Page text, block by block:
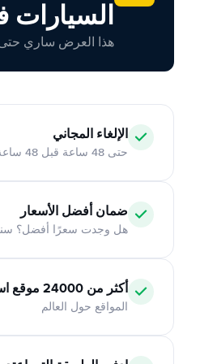
السيارات
هذا العرض ساري حتى ١١ أغسطس ٢٠٢٦ - استفد منه
الإلغاء المجاني
حتى 48 ساعة قبل 48 ساعة من موعد الاستلام المحدد
ضمان أفضل الأسعار
هل وجدت سعرًا أفضل؟
أكثر من 24000 موقع استلام 24000
المواقع حول العالم